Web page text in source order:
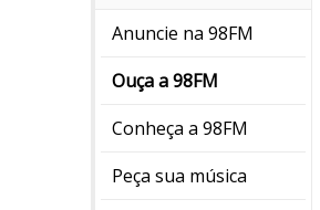
Anuncie na 98FM
Ouça a 98FM
Conheça a 98FM
Peça sua música